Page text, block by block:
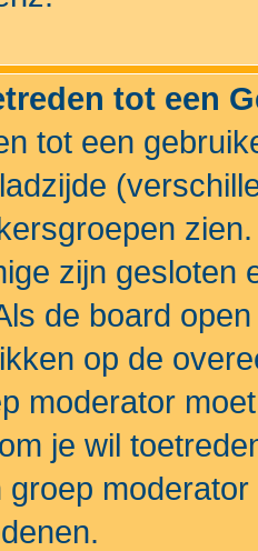
tot een
tot een
zijn gesloten
de board
op de
moderator
je wil
groep